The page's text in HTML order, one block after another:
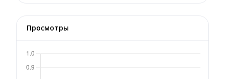
Просмотры